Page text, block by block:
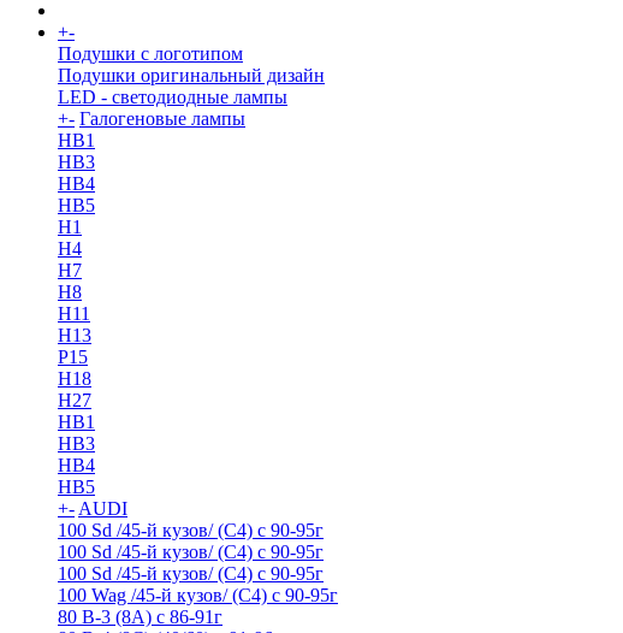
+-
Подушки с логотипом
Подушки оригинальный дизайн
LED - светодиодные лампы
+- Галогеновые лампы
HB1
HB3
HB4
HB5
H1
H4
H7
H8
H11
H13
Р15
H18
H27
HB1
HB3
HB4
HB5
+- AUDI
100 Sd /45-й кузов/ (С4) с 90-95г
100 Sd /45-й кузов/ (С4) с 90-95г
100 Sd /45-й кузов/ (С4) с 90-95г
100 Wag /45-й кузов/ (С4) с 90-95г
80 B-3 (8A) с 86-91г